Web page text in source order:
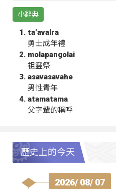
小辭典
ta‘avalra
勇士成年禮
molapangolai
祖靈祭
asavasavahe
男性青年
atamatama
父字輩的稱呼
歷史上的今天
2026/ 08/ 07